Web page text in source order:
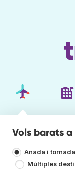
Vols barats a
Anada i tornada
Múltiples